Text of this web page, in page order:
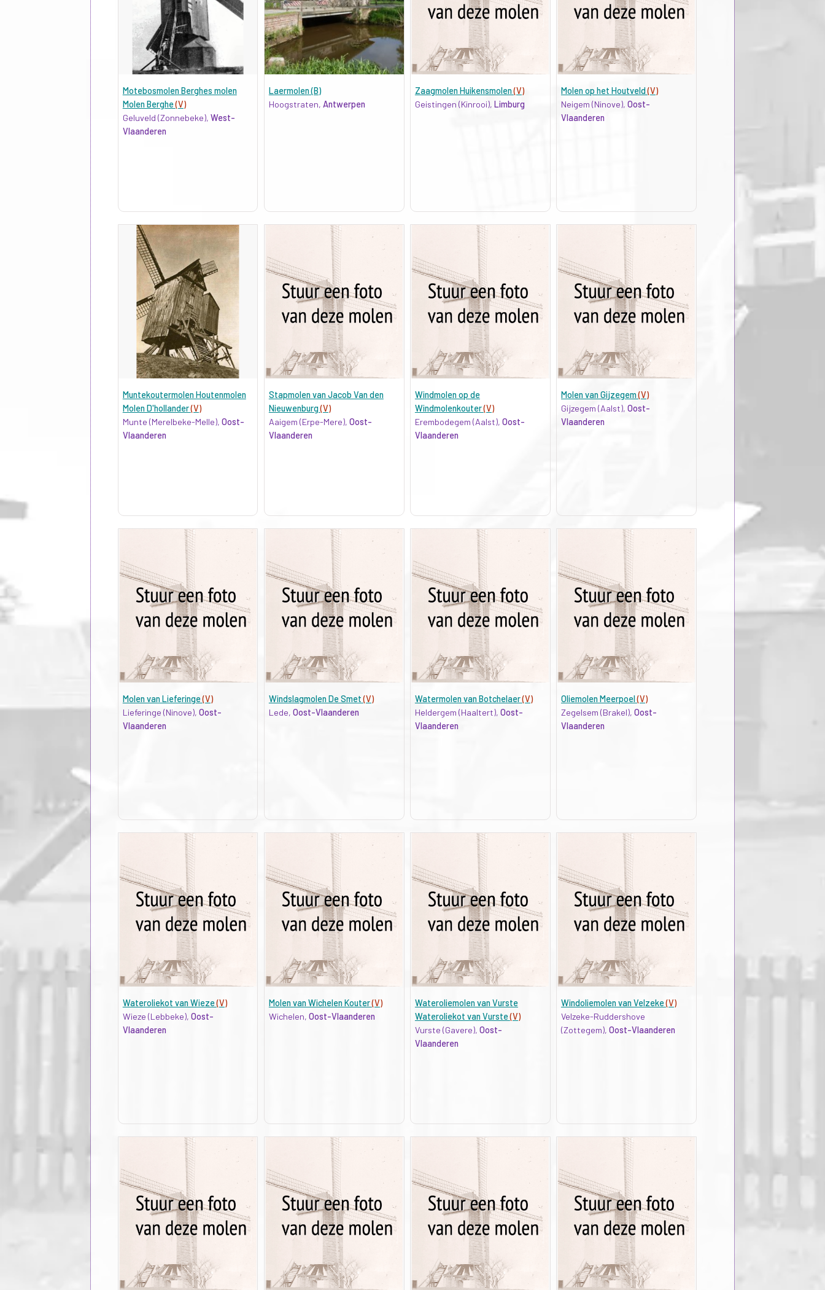
Motebosmolen Berghes molen
Molen Berghe(V)
Geluveld (Zonnebeke), West-
Vlaanderen
Laermolen (B)
Hoogstraten, Antwerpen
Zaagmolen Huikensmolen(V)
Geistingen (Kinrooi), Limburg
Molen op het Houtveld(V)
Neigem (Ninove), Oost-
Vlaanderen
Muntekoutermolen Houtenmolen
Molen D'hollander(V)
Munte (Merelbeke-Melle), Oost-
Vlaanderen
Stapmolen van Jacob Van den
Nieuwenburg(V)
Aaigem (Erpe-Mere), Oost-
Vlaanderen
Windmolen op de
Windmolenkouter(V)
Erembodegem (Aalst), Oost-
Vlaanderen
Molen van Gijzegem(V)
Gijzegem (Aalst), Oost-
Vlaanderen
Molen van Lieferinge(V)
Lieferinge (Ninove), Oost-
Vlaanderen
Windslagmolen De Smet(V)
Lede, Oost-Vlaanderen
Watermolen van Botchelaer(V)
Heldergem (Haaltert), Oost-
Vlaanderen
Oliemolen Meerpoel(V)
Zegelsem (Brakel), Oost-
Vlaanderen
Wateroliekot van Wieze(V)
Wieze (Lebbeke), Oost-
Vlaanderen
Molen van Wichelen Kouter(V)
Wichelen, Oost-Vlaanderen
Wateroliemolen van Vurste
Wateroliekot van Vurste(V)
Vurste (Gavere), Oost-
Vlaanderen
Windoliemolen van Velzeke(V)
Velzeke-Ruddershove
(Zottegem), Oost-Vlaanderen